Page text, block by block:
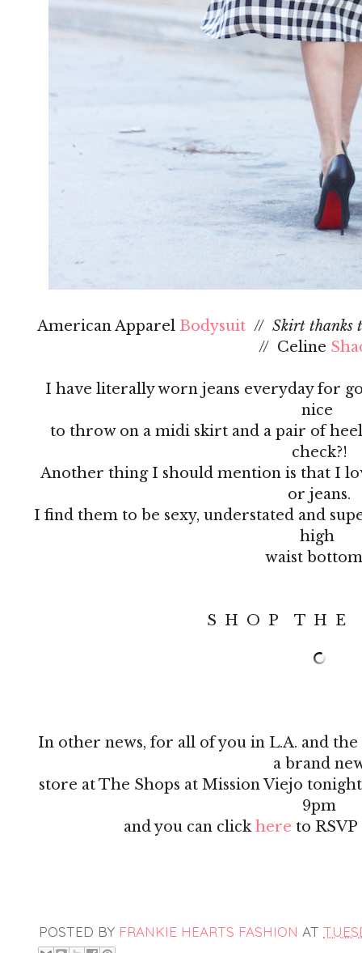
American Apparel Bodysuit // Skirt thanks
// Celine
I have literally worn jeans everyday for
nice
to throw on a midi skirt and a pair of
check?!
Another thing I should mention is that I
or jeans.
I find them to be sexy, understated and
high
waist
S H O P T H E
In other news, for all of you in L.A. and
a brand
store at The Shops at Mission Viejo
9pm
and you can clickhere to
POSTED BY FRANKIE HEARTS FASHION AT